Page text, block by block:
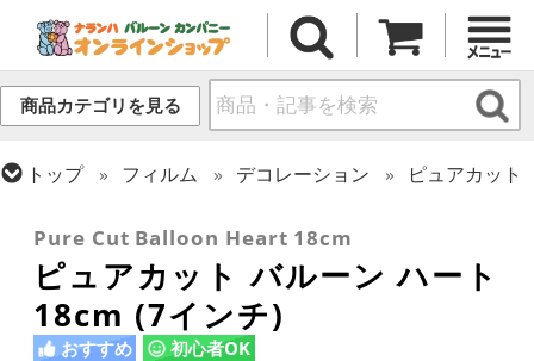
商品カテゴリを見る
トップ フィルム デコレーション
ピュアカット
無地フィルム(ヘリウム非対応)
Pure Cut Balloon Heart 18cm
ピュアカット バルーン ハート
18cm (7インチ)
おすすめ 初心者OK